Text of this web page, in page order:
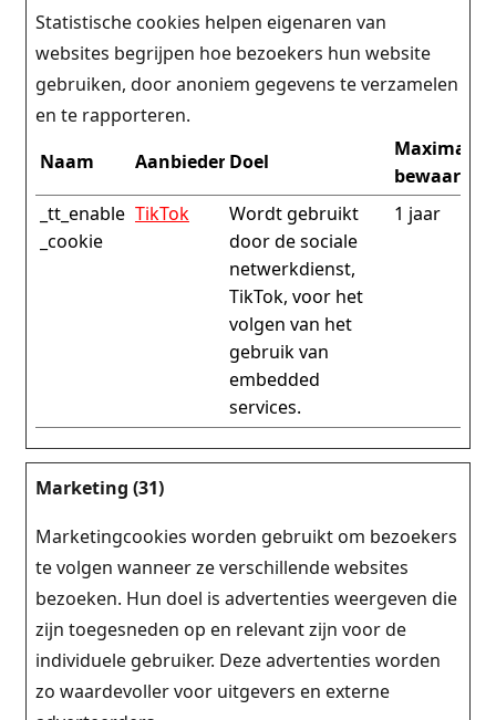
Statistische cookies helpen eigenaren van
websites begrijpen hoe bezoekers hun website
gebruiken, door anoniem gegevens te verzamelen
en te rapporteren.
Naam
Aanbieder Doel
Maximale
_tt_enable
_cookie
TikTok
Wordt gebruikt
door de sociale
netwerkdienst,
TikTok, voor het
volgen van het
gebruik van
embedded
services.
1 jaar
Marketing (31)
Marketingcookies worden gebruikt om bezoekers
te volgen wanneer ze verschillende websites
bezoeken. Hun doel is advertenties weergeven die
zijn toegesneden op en relevant zijn voor de
individuele gebruiker. Deze advertenties worden
zo waardevoller voor uitgevers en externe